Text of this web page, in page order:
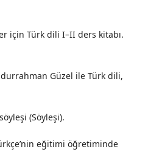
için Türk dili I–II ders kitabı.
Güzel ile Türk dili,
(Söyleşi).
eğitimi öğretiminde